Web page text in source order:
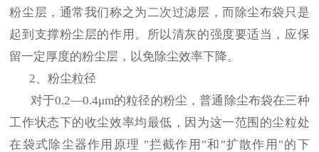
粉尘层，通常我们称之为二次过滤层，而除尘布袋只是
起到支撑粉尘层的作用。所以清灰的强度要适当，应保
留一定厚度的粉尘层，以免除尘效率下降。
2、粉尘粒径
对于0.2—0.4μm的粒径的粉尘，普通除尘布袋在三种
工作状态下的收尘效率均最低，因为这一范围的尘粒处
在袋式除尘器作用原理 "拦截作用"和"扩散作用"的下